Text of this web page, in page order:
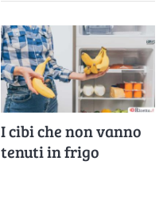
I cibi che non vanno
tenuti in frigo